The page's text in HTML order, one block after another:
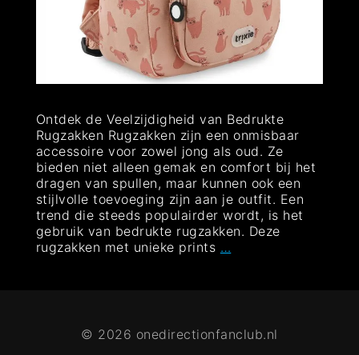
Ontdek de Veelzijdigheid van Bedrukte
Rugzakken Rugzakken zijn een onmisbaar
accessoire voor zowel jong als oud. Ze
bieden niet alleen gemak en comfort bij het
dragen van spullen, maar kunnen ook een
stijlvolle toevoeging zijn aan je outfit. Een
trend die steeds populairder wordt, is het
gebruik van bedrukte rugzakken. Deze
rugzakken met unieke prints …
van
Bedrukte
© 2026 onedirectionfanclub.nl